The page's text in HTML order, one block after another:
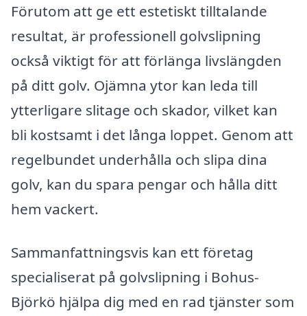
Förutom att ge ett estetiskt tilltalande
resultat, är professionell golvslipning
också viktigt för att förlänga livslängden
på ditt golv. Ojämna ytor kan leda till
ytterligare slitage och skador, vilket kan
bli kostsamt i det långa loppet. Genom att
regelbundet underhålla och slipa dina
golv, kan du spara pengar och hålla ditt
hem vackert.
Sammanfattningsvis kan ett företag
specialiserat på golvslipning i Bohus-
Björkö hjälpa dig med en rad tjänster som